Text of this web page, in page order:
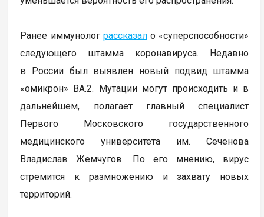
Ранее иммунолог рассказало «суперспособности»
следующего штамма коронавируса. Недавно
в России был выявлен новый подвид штамма
«омикрон» BA.2. Мутации могут происходить и в
дальнейшем, полагает главный специалист
Первого Московского государственного
медицинского университета им. Сеченова
Владислав Жемчугов. По его мнению, вирус
стремится к размножению и захвату новых
территорий.